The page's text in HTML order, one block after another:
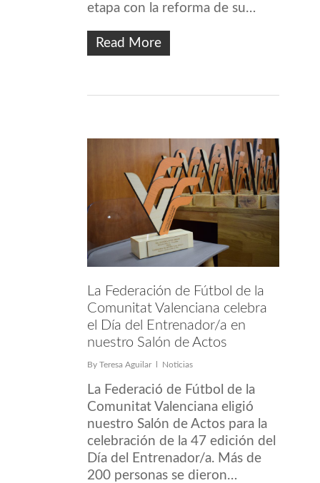
etapa con la reforma de su…
Read More
La Federación de Fútbol de la
Comunitat Valenciana celebra
el Día del Entrenador/a en
nuestro Salón de Actos
By Teresa Aguilar Noticias
La Federació de Fútbol de la
Comunitat Valenciana eligió
nuestro Salón de Actos para la
celebración de la 47 edición del
Día del Entrenador/a. Más de
200 personas se dieron…